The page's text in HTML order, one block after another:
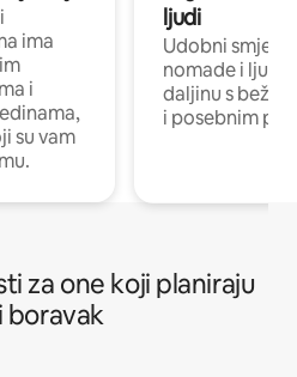
ima
i
su vam
ljudi
Udobni
nomade i ljude
daljinu s
i posebnim
za one koji planiraju
boravak